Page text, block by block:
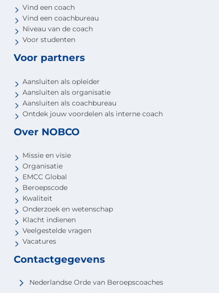
Vind een coach
Vind een coachbureau
Niveau van de coach
Voor studenten
Voor partners
Aansluiten als opleider
Aansluiten als organisatie
Aansluiten als coachbureau
Ontdek jouw voordelen als interne coach
Over NOBCO
Missie en visie
Organisatie
EMCC Global
Beroepscode
Kwaliteit
Onderzoek en wetenschap
Klacht indienen
Veelgestelde vragen
Vacatures
Contactgegevens
Nederlandse Orde van Beroepscoaches